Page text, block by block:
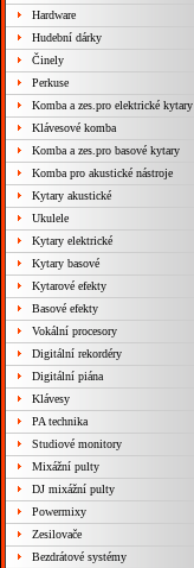
Hardware
Hudební dárky
Činely
Perkuse
Komba a zes.pro elektrické kytary
Klávesové komba
Komba a zes.pro basové kytary
Komba pro akustické nástroje
Kytary akustické
Ukulele
Kytary elektrické
Kytary basové
Kytarové efekty
Basové efekty
Vokální procesory
Digitální rekordéry
Digitální piána
Klávesy
PA technika
Studiové monitory
Mixážní pulty
DJ mixážní pulty
Powermixy
Zesilovače
Bezdrátové systémy